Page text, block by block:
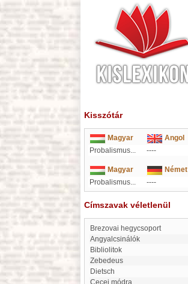
Kisszótár
Magyar
Angol
Probalismus...
----
Magyar
Német
Probalismus...
----
Címszavak véletlenül
Brezovai hegycsoport
Angyalcsinálók
Bibliolitok
Zebedeus
Dietsch
cecei módra